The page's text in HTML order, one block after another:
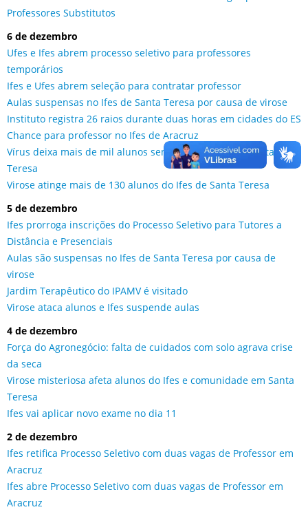
Professores Substitutos
6 de dezembro
Ufes e Ifes abrem processo seletivo para professores
temporários
Ifes e Ufes abrem seleção para contratar professor
Aulas suspensas no Ifes de Santa Teresa por causa de virose
Instituto registra 26 raios durante duas horas em cidades do ES
Chance para professor no Ifes de Aracruz
Vírus deixa mais de mil alunos sem aulas no Ifes de Santa
Teresa
Virose atinge mais de 130 alunos do Ifes de Santa Teresa
5 de dezembro
Ifes prorroga inscrições do Processo Seletivo para Tutores a
Distância e Presenciais
Aulas são suspensas no Ifes de Santa Teresa por causa de
virose
Jardim Terapêutico do IPAMV é visitado
Virose ataca alunos e Ifes suspende aulas
4 de dezembro
Força do Agronegócio: falta de cuidados com solo agrava crise
da seca
Virose misteriosa afeta alunos do Ifes e comunidade em Santa
Teresa
Ifes vai aplicar novo exame no dia 11
2 de dezembro
Ifes retifica Processo Seletivo com duas vagas de Professor em
Aracruz
Ifes abre Processo Seletivo com duas vagas de Professor em
Aracruz